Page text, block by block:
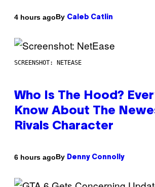
4 hours agoBy Caleb Catlin
SCREENSHOT: NETEASE
Who Is The Hood?
Know About The
Rivals Character
6 hours agoBy Denny Connolly